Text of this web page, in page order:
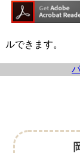
ルできます。